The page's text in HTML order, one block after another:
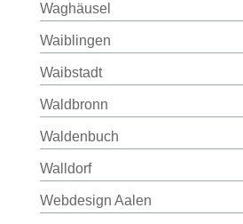
Waghäusel
Waiblingen
Waibstadt
Waldbronn
Waldenbuch
Walldorf
Webdesign Aalen